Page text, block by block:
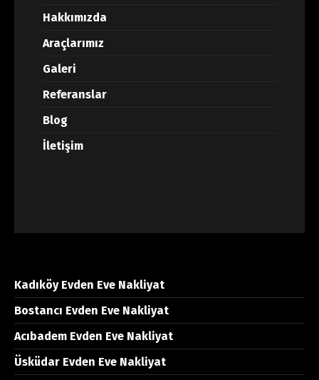
Hakkımızda
Araçlarımız
Galeri
Referanslar
Blog
İletişim
Kadıköy Evden Eve Nakliyat
Bostancı Evden Eve Nakliyat
Acıbadem Evden Eve Nakliyat
Üsküdar Evden Eve Nakliyat